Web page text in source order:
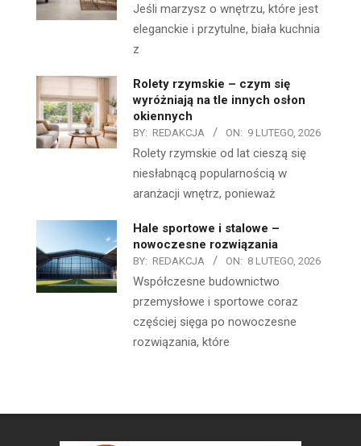
Jeśli marzysz o wnętrzu, które jest
eleganckie i przytulne, biała kuchnia
z
Rolety rzymskie – czym się
wyróżniają na tle innych osłon
okiennych
BY: REDAKCJA ON: 9 LUTEGO, 2026
Rolety rzymskie od lat cieszą się
niesłabnącą popularnością w
aranżacji wnętrz, ponieważ
Hale sportowe i stalowe –
nowoczesne rozwiązania
BY: REDAKCJA ON: 8 LUTEGO, 2026
Współczesne budownictwo
przemysłowe i sportowe coraz
częściej sięga po nowoczesne
rozwiązania, które